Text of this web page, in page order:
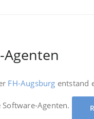
FH-Augsburg entstand
Agenten.